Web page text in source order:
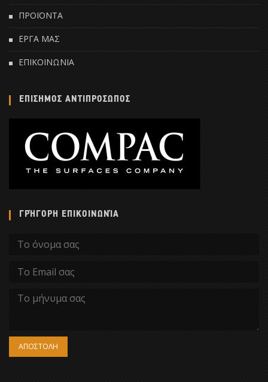
ΠΡΟΪΟΝΤΑ
ΕΡΓΑ ΜΑΣ
ΕΠΙΚΟΙΝΩΝΙΑ
ΕΠΙΣΗΜΟΣ ΑΝΤΙΠΡΟΣΩΠΟΣ
ΓΡΉΓΟΡΗ ΕΠΙΚΟΙΝΩΝΊΑ